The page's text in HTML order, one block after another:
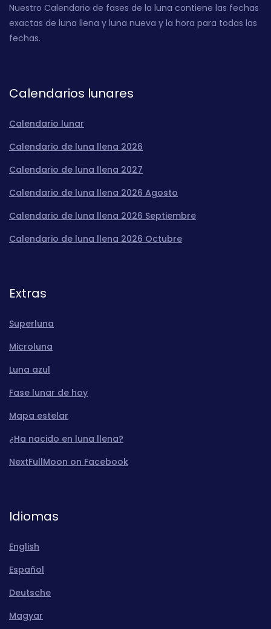
Nuestro Calendario de fases de la luna contiene las fechas
exactas de luna llena y luna nueva y la hora para todas las
fechas.
Calendarios lunares
Calendario lunar
Calendario de luna llena 2026
Calendario de luna llena 2027
Calendario de luna llena 2026 Agosto
Calendario de luna llena 2026 Septiembre
Calendario de luna llena 2026 Octubre
Extras
Superluna
Microluna
Luna azul
Fase lunar de hoy
Mapa estelar
¿Ha nacido en luna llena?
NextFullMoon on Facebook
Idiomas
English
Español
Deutsche
Magyar